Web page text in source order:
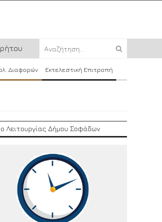
Διαφορών Εκτελεστική Επιτροπή
Λειτουργίας Δήμου Σοφάδων